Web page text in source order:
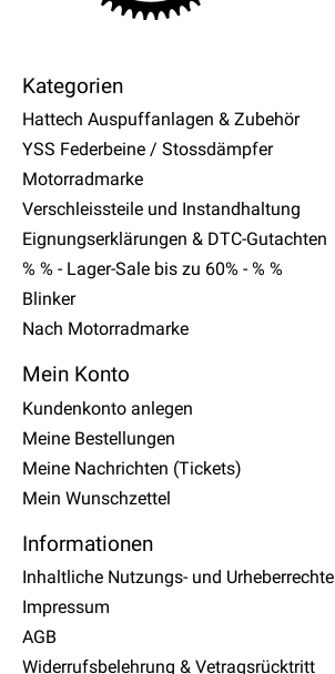
Kategorien
Hattech Auspuffanlagen & Zubehör
YSS Federbeine / Stossdämpfer
Motorradmarke
Verschleissteile und Instandhaltung
Eignungserklärungen & DTC-Gutachten
% % - Lager-Sale bis zu 60% - % %
Blinker
Nach Motorradmarke
Mein Konto
Kundenkonto anlegen
Meine Bestellungen
Meine Nachrichten (Tickets)
Mein Wunschzettel
Informationen
Inhaltliche Nutzungs- und Urheberrechte
Impressum
AGB
Widerrufsbelehrung & Vetragsrücktritt